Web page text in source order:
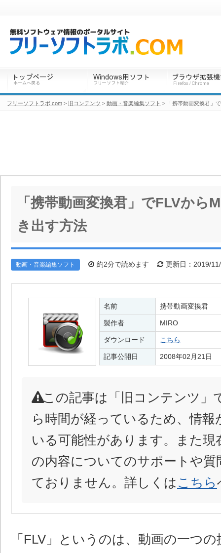
「携帯動画変換君」でFLVから
き出す方法
動画・音楽編集ソフト 約2分で読めます 更新日：2019/
名前 携帯動画変換君
製作者 MIRO
ダウンロード こちら
記事公開日 2008年02月21日
この記事は「旧コンテンツ」
ら時間が経っているため、情報
いる可能性があります。また現
の内容についてのサポートや質
ておりません。詳しくは こちら
「FLV」というのは、動画の一つ
フリーソフトラボ.com > 旧コンテンツ > 動画・音楽編集ソフト > 「携帯動画変換君」